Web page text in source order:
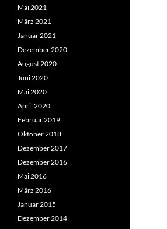
Mai 2021
März 2021
Januar 2021
Dezember 2020
August 2020
Juni 2020
Mai 2020
April 2020
Februar 2019
Oktober 2018
Dezember 2017
Dezember 2016
Mai 2016
März 2016
Januar 2015
Dezember 2014